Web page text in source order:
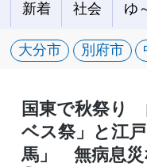
新着 社会 ゆ
大分市 別府市
国東で秋祭り
ベス祭」と江
馬」 無病息